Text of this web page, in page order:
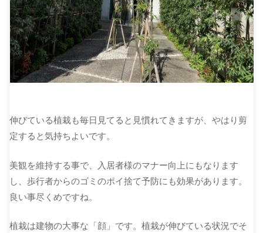
伸びている植栽も毎日見てると見慣れてきますが、やはり剪
定すると気持ちよいです。
美観を維持する事で、入居者様のマナー向上にもなります
し、歩行者からのゴミのポイ捨て予防にも効果があります。
良い事尽くめですね。
植栽は建物の大事な「顔」です。植栽が伸びている状況でそ